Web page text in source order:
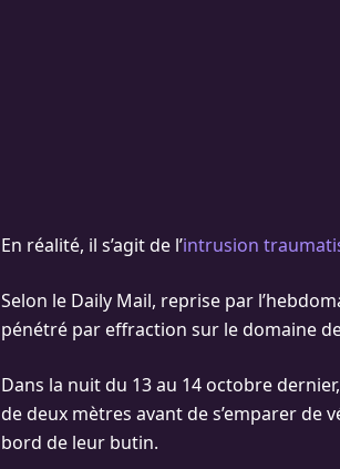
En réalité, il s’agit de l’intrusion
Selon le Daily Mail, reprise par
pénétré par effraction sur le domaine
Dans la nuit du 13 au 14 octobre
de deux mètres avant de s’emparer de
bord de leur butin.